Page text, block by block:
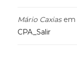
Mário Caxiasem
CPA_Salir